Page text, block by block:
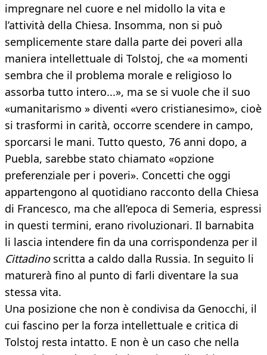
impregnare nel cuore e nel midollo la vita e
l’attività della Chiesa. Insomma, non si può
semplicemente stare dalla parte dei poveri alla
maniera intellettuale di Tolstoj, che «a momenti
sembra che il problema morale e religioso lo
assorba tutto intero...», ma se si vuole che il suo
«umanitarismo » diventi «vero cristianesimo», cioè
si trasformi in carità, occorre scendere in campo,
sporcarsi le mani. Tutto questo, 76 anni dopo, a
Puebla, sarebbe stato chiamato «opzione
preferenziale per i poveri». Concetti che oggi
appartengono al quotidiano racconto della Chiesa
di Francesco, ma che all’epoca di Semeria, espressi
in questi termini, erano rivoluzionari. Il barnabita
li lascia intendere fin da una corrispondenza per il
Cittadinoscritta a caldo dalla Russia. In seguito li
maturerà fino al punto di farli diventare la sua
stessa vita.
Una posizione che non è condivisa da Genocchi, il
cui fascino per la forza intellettuale e critica di
Tolstoj resta intatto. E non è un caso che nella